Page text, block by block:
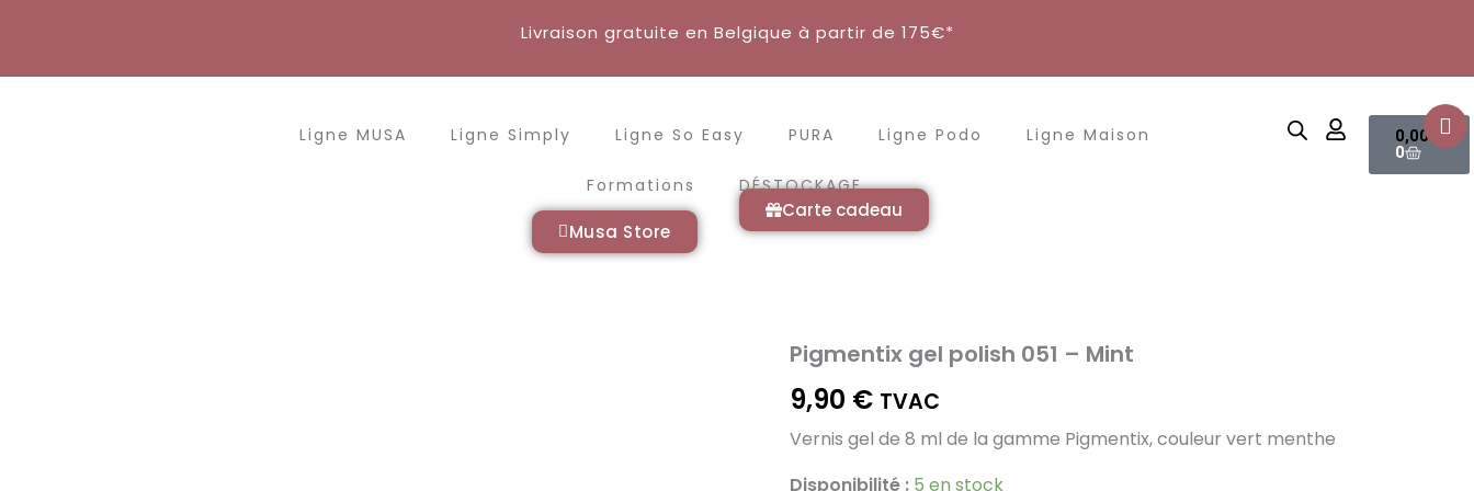
Livraison gratuite en Belgique à partir de 175€*
Ligne MUSA Ligne Simply Ligne So Easy PURA Ligne Podo Ligne Maison
Formations DÉSTOCKAGE
Musa Store
Carte cadeau
0,00
€
0
Panier
Pigmentix gel polish 051 – Mint
9,90 € TVAC
Vernis gel de 8 ml de la gamme Pigmentix, couleur vert menthe
Disponibilité : 5 en stock
quantité
Pigmentix
gel
polish
-